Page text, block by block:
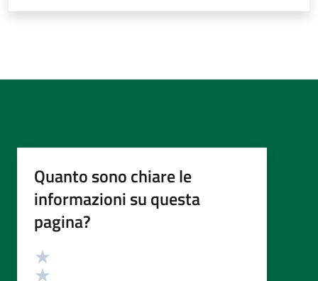
Quanto sono chiare le
informazioni su questa
pagina?
Valutazione